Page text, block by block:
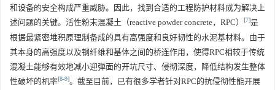
和设备的安全构成严重威胁。因此，找到合适的工程防护材料成为解决上
述问题的关键。活性粉末混凝土（reactive powder concrete，RPC）
[7]是
根据最紧密堆积原理制备成的具有高强度和良好韧性的水泥基材料。由于
其本身的高强度以及钢纤维和基体之间的桥连作用，使得RPC相较于传统
混凝土能够有效地减小迎弹面的开坑尺寸、侵彻深度，降低结构发生整体
性破坏的机率[8-9]。截至目前，已有很多学者针对RPC的抗侵彻性能开展